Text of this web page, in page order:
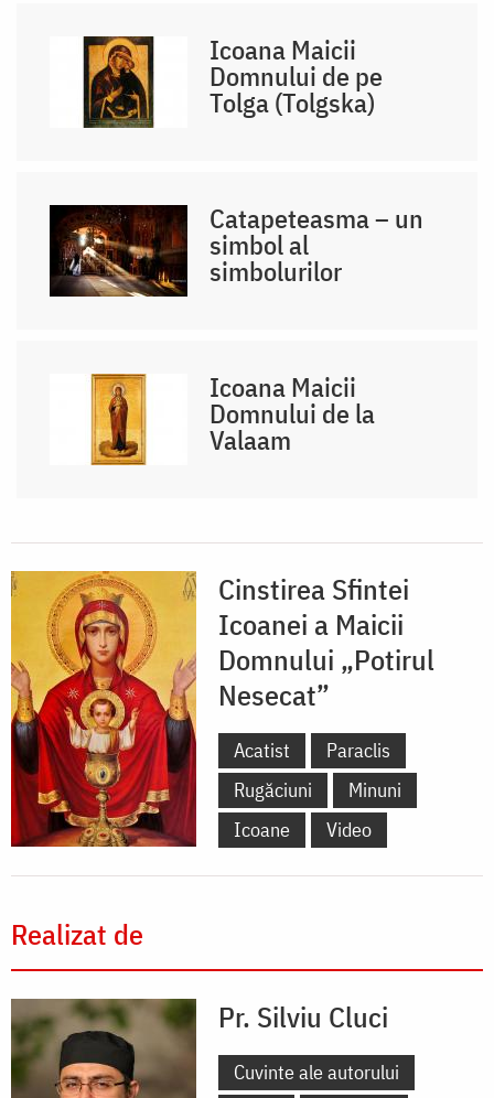
Icoana Maicii
Domnului de pe
Tolga (Tolgska)
Catapeteasma – un
simbol al
simbolurilor
Icoana Maicii
Domnului de la
Valaam
Cinstirea Sfintei
Icoanei a Maicii
Domnului „Potirul
Nesecat”
Acatist
Paraclis
Rugăciuni
Minuni
Icoane
Video
Realizat de
Pr. Silviu Cluci
Cuvinte ale autorului